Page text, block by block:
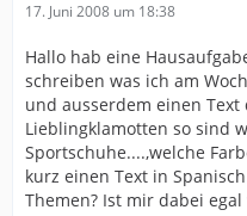
17. Juni 2008 um 18:38
Hallo hab eine
schreiben was ich am
und ausserdem einen
Lieblingklamotten so sind
Sportschuhe....,welche
kurz einen Text in
Themen? Ist mir dabei